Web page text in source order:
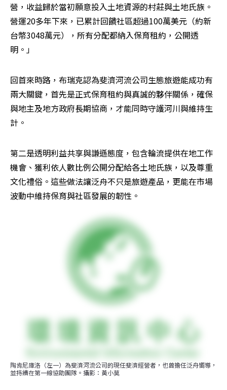
營，收益歸於當初願意投入土地資源的村莊與土地氏族。
營運20多年下來，已累計回饋社區超過100萬美元（約新
台幣3048萬元），所有分配都納入保育租約，公開透
明。」
回首來時路，布瑞克認為斐濟河流公司生態旅遊能成功有
兩大關鍵，首先是正式保育租約與真誠的夥伴關係，確保
與地主及地方政府長期協商，才能同時守護河川與維持生
計。
第二是透明利益共享與謙遜態度，包含輪流提供在地工作
機會、獲利依人數比例公開分配給各土地氏族，以及尊重
文化禮俗。這些做法讓泛舟不只是旅遊產品，更能在市場
波動中維持保育與社區發展的韌性。
陶肯尼庫洛（左一）為斐濟河流公司的現任斐濟經營者，也曾擔任泛舟嚮導，
並持續在第一線協助團隊。攝影：黃小莫